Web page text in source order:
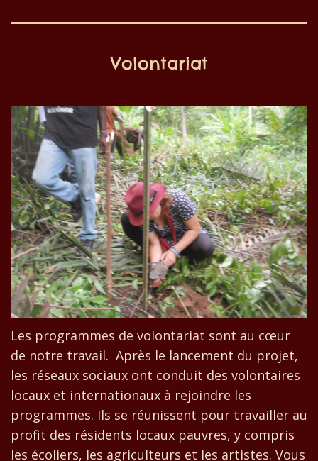
Volontariat
Les programmes de volontariat sont au cœur
de notre travail. Après le lancement du projet,
les réseaux sociaux ont conduit des volontaires
locaux et internationaux à rejoindre les
programmes. Ils se réunissent pour travailler au
profit des résidents locaux pauvres, y compris
les écoliers, les agriculteurs et les artistes. Vous